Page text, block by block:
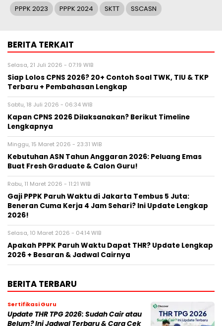
PPPK 2023 PPPK 2024 SKTT SSCASN
BERITA TERKAIT
Selasa, 21 Juli 2026 - 07:19 WIB
Siap Lolos CPNS 2026? 20+ Contoh Soal TWK, TIU & TKP
Terbaru + Pembahasan Lengkap
Sabtu, 18 Juli 2026 - 06:34 WIB
Kapan CPNS 2026 Dilaksanakan? Berikut Timeline
Lengkapnya
Minggu, 15 Maret 2026 - 23:31 WIB
Kebutuhan ASN Tahun Anggaran 2026: Peluang Emas
Buat Fresh Graduate & Calon Guru!
Rabu, 11 Maret 2026 - 11:21 WIB
Gaji PPPK Paruh Waktu di Jakarta Tembus 5 Juta:
Beneran Cuma Kerja 4 Jam Sehari? Ini Update Lengkap
2026!
Selasa, 10 Maret 2026 - 04:14 WIB
Apakah PPPK Paruh Waktu Dapat THR? Update Lengkap
2026 + Besaran & Jadwal Cairnya
BERITA TERBARU
Sertifikasi Guru
Update THR TPG 2026: Sudah Cair atau
Belum? Ini Jadwal Terbaru & Cara Cek